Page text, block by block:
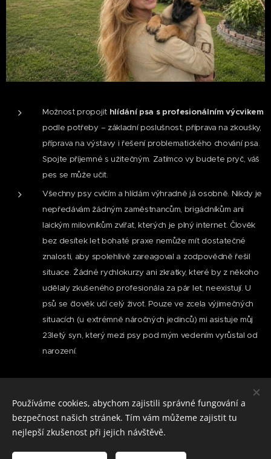
Možnost propojit hlídání psa s profesionálním výcvikem
podle potřeby – základní poslušnost, příprava na zkoušky,
příprava na výstavy i řešení problematického chování psa.
Spojte příjemné s užitečným. Zatímco vy budete pryč, váš
pes se může učit.
Všechny psy cvičím a hlídám výhradně já osobně. Nikdy je
nepředávám žádným zaměstnancům, brigádníkům ani
laickým milovníkům zvířat, kterých je plný internet. Člověk
bez desítek let bohaté praxe nemůže mít dostatečné
znalosti, aby spolehlivě zareagoval a zodpovědně řešil
situace. Žádné rychlokurzy ani zkratky, které by z někoho
udělaly zkušeného profesionála za pár let, neexistují. U
psů se člověk učí celý život. Pouze ve zcela výjimečných
situacích (u extrémně náročných jedinců) mi asistuje můj
23letý syn, který mezi psy pod mým vedením vyrůstal od
narození.
Zuzana Šusterová, dotazy na tel.: 773 117 477 (prosím nepište, volat
můžete 8-21 h PO-NE)
Nahlédněte pod pokličku tréninků a hlídání psů a sledujte moji práci
na sociálních sítích:
instagram: psihotel_vycvikpsupraha
Používáme cookies, abychom zajistili správné fungování a
bezpečnost našich stránek. Tím vám můžeme zajistit tu
nejlepší zkušenost při jejich návštěvě.